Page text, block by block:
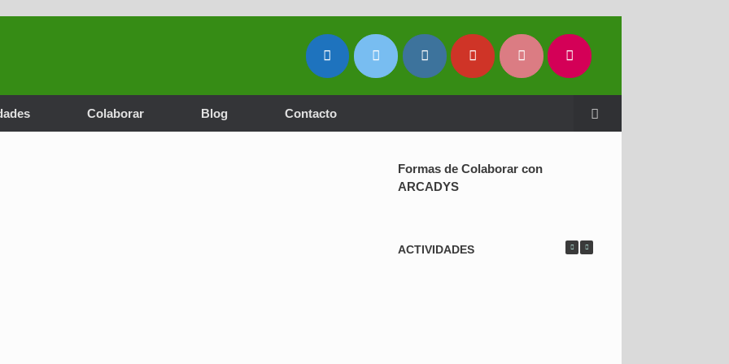
Colaborar Blog Contacto
Formas de Colaborar con
ARCADYS
ACTIVIDADES